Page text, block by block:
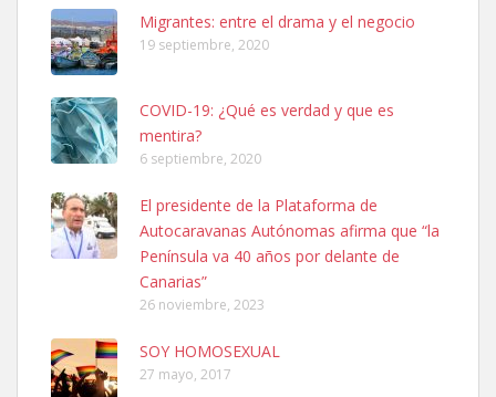
Leales.org » Gran Canaria
Ninfa perdida
El día 5 se los perdió una ninfa papillera, asustada tiene miedo a la
calle, se perdió por la zon...
Leales.org » Gran Canaria
6.7.2025
Migrantes: entre el drama y el negocio
19 septiembre, 2020
COVID-19: ¿Qué es verdad y que es
mentira?
6 septiembre, 2020
El presidente de la Plataforma de
Autocaravanas Autónomas afirma que “la
Península va 40 años por delante de
Canarias”
26 noviembre, 2023
SOY HOMOSEXUAL
27 mayo, 2017